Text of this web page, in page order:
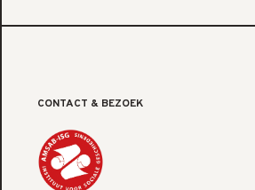
CONTACT & BEZOEK